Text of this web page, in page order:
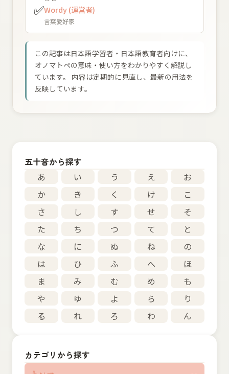
✅Wordy (運営者)
言葉愛好家
この記事は日本語学習者・日本語教育者向けに、
オノマトペの意味・使い方をわかりやすく解説し
ています。 内容は定期的に見直し、最新の用法を
反映しています。
五十音から探す
あ
い う え
お
か
き く け
こ
さ
し す せ
そ
た
ち つ て
と
な
に ぬ ね
の
は
ひ ふ へ
ほ
ま
み む め
も
や
ゆ よ ら
り
る
れ ろ わ ん
カテゴリから探す